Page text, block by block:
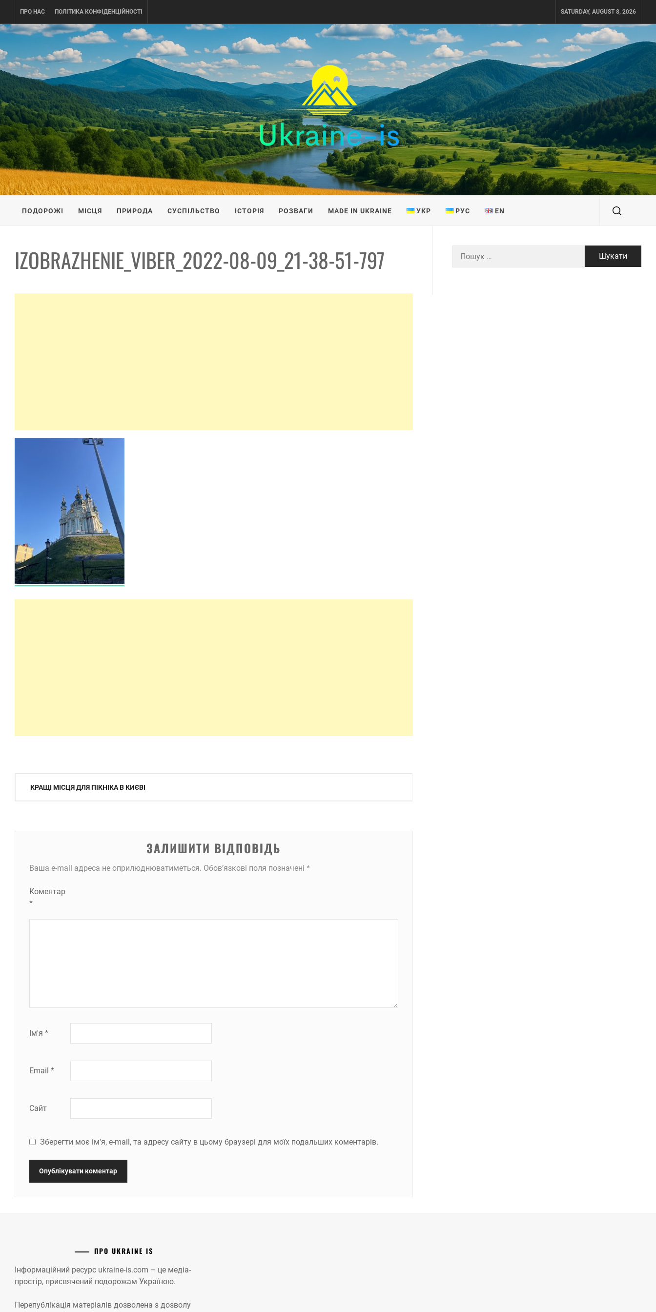
content
ПРО НАС ПОЛІТИКА КОНФІДЕНЦІЙНОСТІ SATURDAY, AUGUST 8, 2026
UKRAINE-IS
ПОДОРОЖI ПО УКРАЇНІ
ПОДОРОЖІ МІСЦЯ ПРИРОДА СУСПІЛЬСТВО ІСТОРІЯ РОЗВАГИ MADE IN UKRAINE УКР РУС EN
IZOBRAZHENIE_VIBER_2022-08-09_21-38-51-797
Навігація
КРАЩІ МІСЦЯ ДЛЯ ПІКНІКА В КИЄВІ
ЗАЛИШИТИ ВІДПОВІДЬ
Ваша e-mail адреса не оприлюднюватиметься. Обов’язкові поля позначені *
Коментар
*
Ім'я *
Email *
Сайт
Зберегти моє ім'я, e-mail, та адресу сайту в цьому браузері для моїх подальших коментарів.
ПРО UKRAINE IS
Інформаційний ресурс ukraine-is.com – це медіа-
простір, присвячений подорожам Україною.
Перепублікація матеріалів дозволена з дозволу